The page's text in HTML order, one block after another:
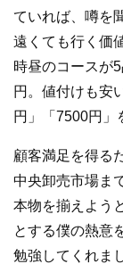
ていれば、噂を
遠くても行く価
時昼のコースが
円。値付けも安
円」「7500円」
顧客満足を得る
中央卸売市場ま
本物を揃えよう
とする僕の熱意
勉強してくれま